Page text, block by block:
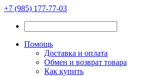
+7 (985) 177-77-03
Помощь
Доставка и оплата
Обмен и возврат товара
Как купить